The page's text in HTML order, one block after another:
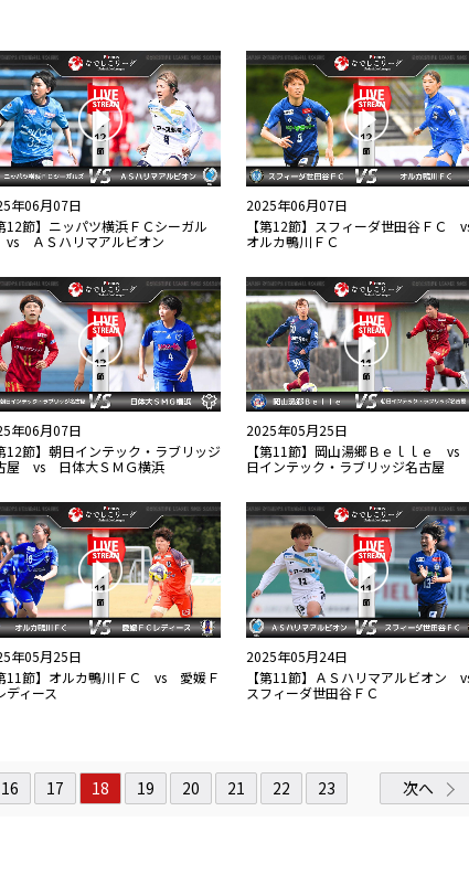
年06月07日
12節】ニッパツ横浜ＦＣシーガル
ＡＳハリマアルビオン
2025年06月07日
【第12節】スフィーダ世田谷ＦＣ
オルカ鴨川ＦＣ
年06月07日
12節】朝日インテック・ラブリッジ
屋 vs 日体大ＳＭＧ横浜
2025年05月25日
【第11節】岡山湯郷Ｂｅｌｌｅ
日インテック・ラブリッジ名古屋
年05月25日
11節】オルカ鴨川ＦＣ vs 愛媛Ｆ
ディース
2025年05月24日
【第11節】ＡＳハリマアルビオン
スフィーダ世田谷ＦＣ
16 17 18 19 20 21 22 23 次へ